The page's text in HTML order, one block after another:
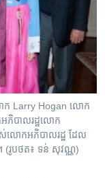
ោក Larry Hogan លោក
បាលរដ្ឋ​លោក
ស់​លោក​អភិបាល​រដ្ឋ ដែល​
(រូបថត៖ ទន់ សុវណ្ណ)